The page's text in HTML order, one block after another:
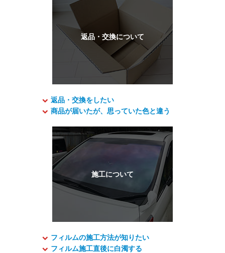
返品・交換をしたい
商品が届いたが、思っていた色と違う
フィルムの施工方法が知りたい
フィルム施工直後に白濁する